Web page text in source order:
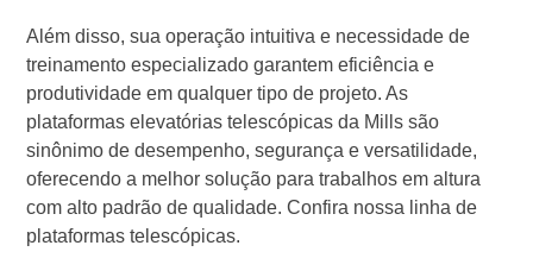
Além disso, sua operação intuitiva e necessidade de
treinamento especializado garantem eficiência e
produtividade em qualquer tipo de projeto. As
plataformas elevatórias telescópicas da Mills são
sinônimo de desempenho, segurança e versatilidade,
oferecendo a melhor solução para trabalhos em altura
com alto padrão de qualidade. Confira nossa linha de
plataformas telescópicas.